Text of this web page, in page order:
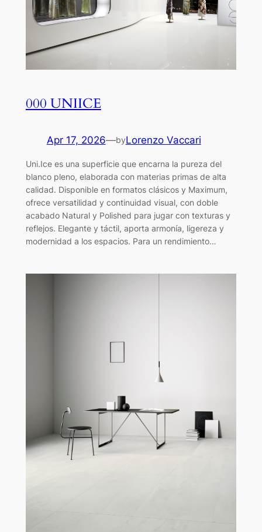
000 UNIICE
Apr 17, 2026—byLorenzo Vaccari
Uni.Ice es una superficie que encarna la pureza del
blanco pleno, elaborada con materias primas de alta
calidad. Disponible en formatos clásicos y Maximum,
ofrece versatilidad y continuidad visual, con doble
acabado Natural y Polished para jugar con texturas y
reflejos. Elegante y táctil, aporta armonía, ligereza y
modernidad a los espacios. Para un rendimiento…